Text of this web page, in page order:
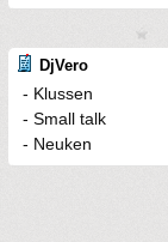
DjVero
- Klussen
- Small talk
- Neuken